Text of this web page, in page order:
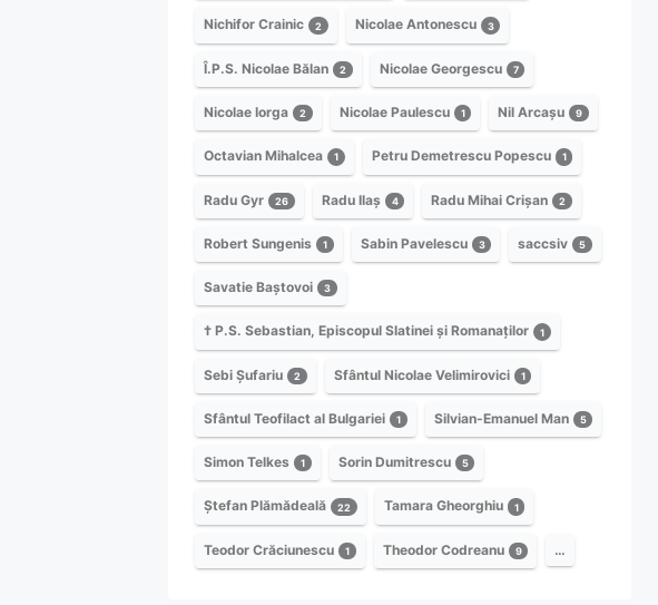
Nichifor Crainic 2 Nicolae Antonescu 3
Î.P.S. Nicolae Bălan 2 Nicolae Georgescu 7
Nicolae Iorga 2 Nicolae Paulescu 1 Nil Arcașu 9
Octavian Mihalcea 1 Petru Demetrescu Popescu 1
Radu Gyr 26 Radu Ilaș 4 Radu Mihai Crișan 2
Robert Sungenis 1 Sabin Pavelescu 3 saccsiv 5
Savatie Baștovoi 3
† P.S. Sebastian, Episcopul Slatinei și Romanaților 1
Sebi Șufariu 2 Sfântul Nicolae Velimirovici 1
Sfântul Teofilact al Bulgariei 1 Silvian-Emanuel Man 5
Simon Telkes 1 Sorin Dumitrescu 5
Ștefan Plămădeală 22 Tamara Gheorghiu 1
Teodor Crăciunescu 1 Theodor Codreanu 9 …